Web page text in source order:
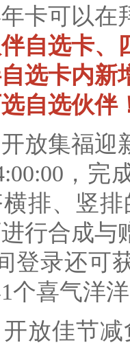
卡可以在
自选卡、
选卡内新
自选伙伴
集福迎新
，
排、竖
行合成与
登录还可
个喜气洋
佳节减